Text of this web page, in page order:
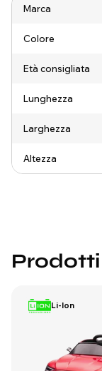
Marca
Colore
Età consigliata
Lunghezza
Larghezza
Altezza
Li-Ion